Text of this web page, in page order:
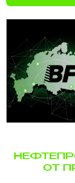
ОТ